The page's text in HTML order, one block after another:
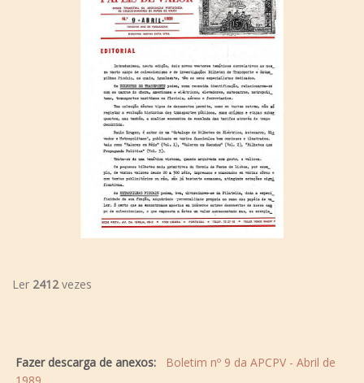
Ler 2412vezes
Fazer descarga de anexos:
Boletim nº 9 da APCPV - Abril de